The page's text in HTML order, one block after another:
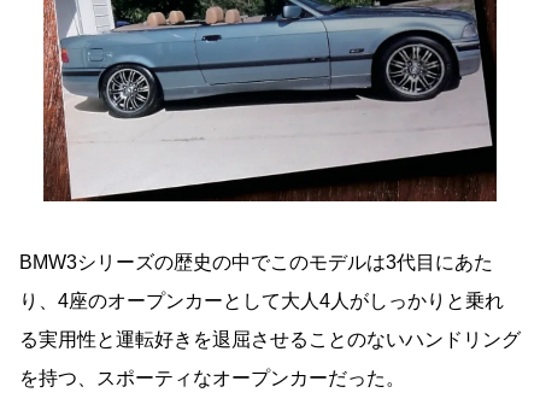
BMW3シリーズの歴史の中でこのモデルは3代目にあた
り、4座のオープンカーとして大人4人がしっかりと乗れ
る実用性と運転好きを退屈させることのないハンドリング
を持つ、スポーティなオープンカーだった。